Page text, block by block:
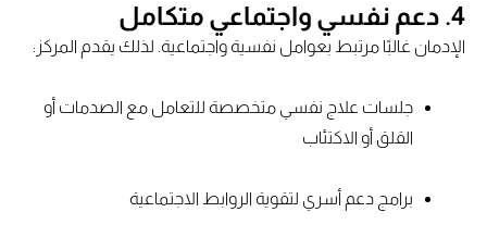
4. دعم نفسي واجتماعي متكامل
الإدمان غالبًا مرتبط بعوامل نفسية واجتماعية. لذلك يقدم المركز:
جلسات علاج نفسي متخصصة للتعامل مع الصدمات أو
القلق أو الاكتئاب
برامج دعم أسري لتقوية الروابط الاجتماعية